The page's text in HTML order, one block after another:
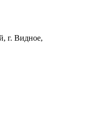
г. Видное,